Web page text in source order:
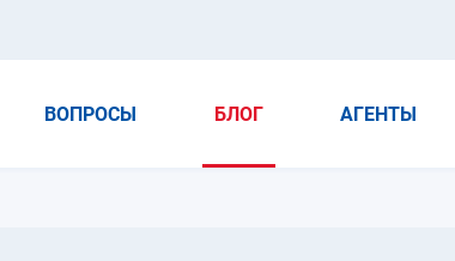
ВОПРОСЫ БЛОГ АГЕНТЫ